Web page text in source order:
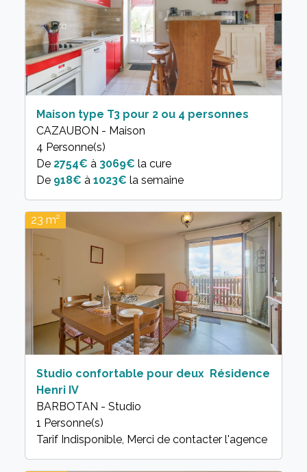
Maison type T3 pour 2 ou 4 personnes
CAZAUBON - Maison
4 Personne(s)
De 2754€ à 3069€ la cure
De 918€ à 1023€ la semaine
23 m²
Studio confortable pour deux  Résidence
Henri IV
BARBOTAN - Studio
1 Personne(s)